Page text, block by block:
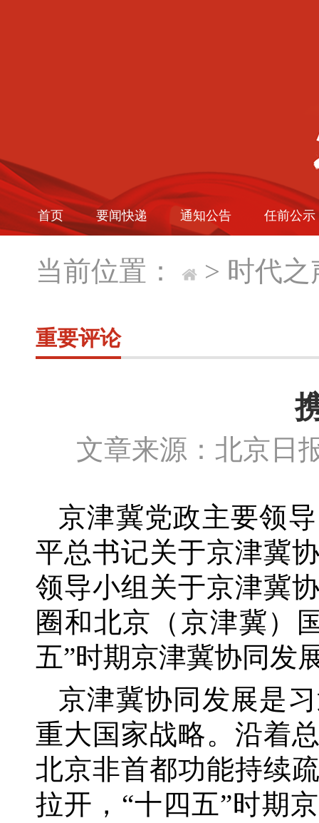
首页 要闻快递 通知公告 任前公示
当前位置： > 时代之
重要评论
文章来源：北京
京津冀党政主要领
平总书记关于京津冀
领导小组关于京津冀
圈和北京（京津冀）
五”时期京津冀协同发
京津冀协同发展是
重大国家战略。沿着
北京非首都功能持续
拉开， “十四五”时期